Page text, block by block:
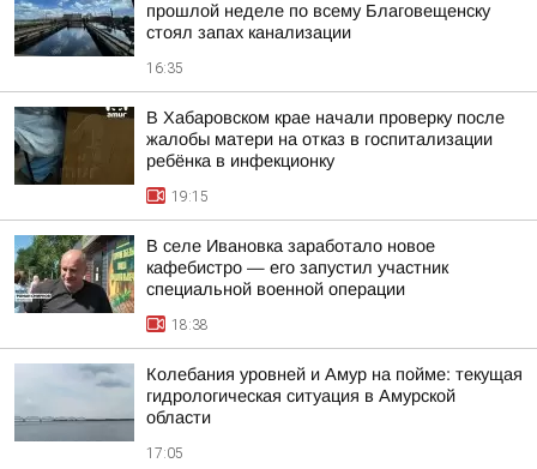
прошлой неделе по всему Благовещенску
стоял запах канализации
16:35
В Хабаровском крае начали проверку после
жалобы матери на отказ в госпитализации
ребёнка в инфекционку
19:15
В селе Ивановка заработало новое
кафебистро — его запустил участник
специальной военной операции
18:38
Колебания уровней и Амур на пойме: текущая
гидрологическая ситуация в Амурской
области
17:05